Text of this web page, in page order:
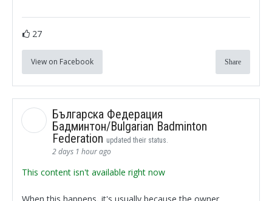
27
View on Facebook Share
Българска Федерация
Бадминтон/Bulgarian Badminton
Federation updated their status.
2 days 1 hour ago
This content isn't available right now